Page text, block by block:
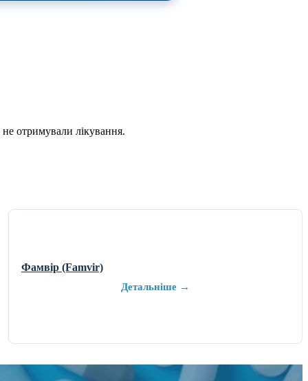
не отримували лікування.
Фамвір (Famvir)
Детальніше →